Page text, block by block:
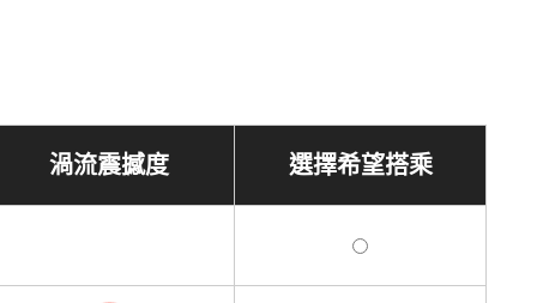
渦流震撼度 選擇希望搭乘